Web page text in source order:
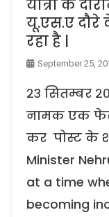
यात्रा के
यू.एस.ए दौरे
रहा है |
September 25,
२३ सितम्बर
नामक एक
कर पोस्ट के
Minister
at a time
becoming